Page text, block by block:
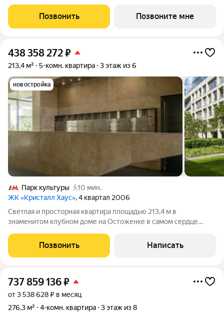
большая зона кухни-столовой, просторная угловая гостиная,
гостевая спальня с
Позвонить Позвоните мне
438 358 272₽
213,4 м² 5-комн. квартира 3 этаж из 6
новостройка
Парк культуры
10 мин.
ЖК «Кристалл Хаус», 4 квартал 2006
Светлая и просторная квартира площадью 213,4 м в
знаменитом клубном доме на Остоженке в самом сердце
подчеркивают статусный характер квартиры. Окна
ориентированы на 2 стороны: в тихий
Позвонить Написать
737 859 136₽
от 3 538 628 ₽ в месяц
276,3 м²
4-комн. квартира 3 этаж из 8